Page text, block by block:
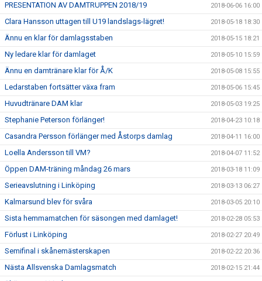
PRESENTATION AV DAMTRUPPEN 2018/19 2018-06-06 16:00
Clara Hansson uttagen till U19 landslags-lägret! 2018-05-18 18:30
Ännu en klar för damlagsstaben 2018-05-15 18:21
Ny ledare klar för damlaget 2018-05-10 15:59
Ännu en damtränare klar för Å/K 2018-05-08 15:55
Ledarstaben fortsätter växa fram 2018-05-06 15:45
Huvudtränare DAM klar 2018-05-03 19:25
Stephanie Peterson förlänger! 2018-04-23 10:18
Casandra Persson förlänger med Åstorps damlag 2018-04-11 16:00
Loella Andersson till VM? 2018-04-07 11:52
Öppen DAM-träning måndag 26 mars 2018-03-18 11:09
Serieavslutning i Linköping 2018-03-13 06:27
Kalmarsund blev för svåra 2018-03-05 20:10
Sista hemmamatchen för säsongen med damlaget! 2018-02-28 05:53
Förlust i Linköping 2018-02-27 20:49
Semifinal i skånemästerskapen 2018-02-22 20:36
Nästa Allsvenska Damlagsmatch 2018-02-15 21:44